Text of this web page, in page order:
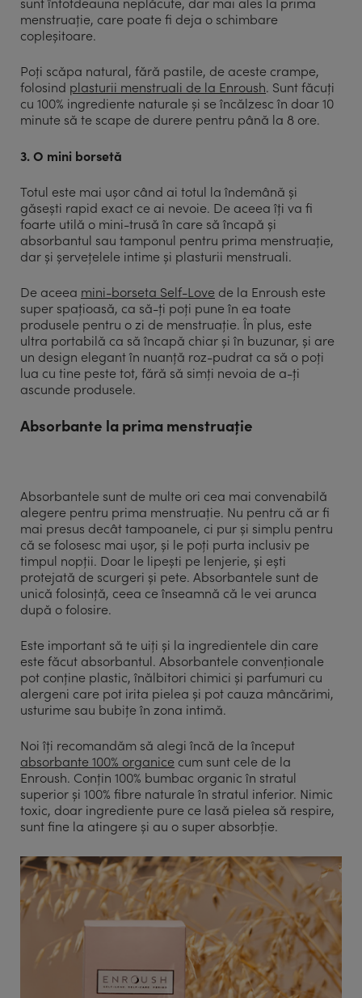
menstruație, care poate fi deja o schimbare
copleșitoare.
Poți scăpa natural, fără pastile, de aceste crampe,
folosind plasturii menstruali de la Enroush. Sunt făcuți
cu 100% ingrediente naturale și se încălzesc în doar 10
minute să te scape de durere pentru până la 8 ore.
3. O mini borsetă
Totul este mai ușor când ai totul la îndemână și
găsești rapid exact ce ai nevoie. De aceea îți va fi
foarte utilă o mini-trusă în care să încapă și
absorbantul sau tamponul pentru prima menstruație,
dar și șervețelele intime și plasturii menstruali.
De aceea mini-borseta Self-Love de la Enroush este
super spațioasă, ca să-ți poți pune în ea toate
produsele pentru o zi de menstruație. În plus, este
ultra portabilă ca să încapă chiar și în buzunar, și are
un design elegant în nuanță roz-pudrat ca să o poți
lua cu tine peste tot, fără să simți nevoia de a-ți
ascunde produsele.
Absorbante la prima menstruație
Absorbantele sunt de multe ori cea mai convenabilă
alegere pentru prima menstruație. Nu pentru că ar fi
mai presus decât tampoanele, ci pur și simplu pentru
că se folosesc mai ușor, și le poți purta inclusiv pe
timpul nopții. Doar le lipești pe lenjerie, și ești
protejată de scurgeri și pete. Absorbantele sunt de
unică folosință, ceea ce înseamnă că le vei arunca
după o folosire.
Este important să te uiți și la ingredientele din care
este făcut absorbantul. Absorbantele convenționale
pot conține plastic, înălbitori chimici și parfumuri cu
alergeni care pot irita pielea și pot cauza mâncărimi,
usturime sau bubițe în zona intimă.
Noi îți recomandăm să alegi încă de la început
absorbante 100% organice cum sunt cele de la
Enroush. Conțin 100% bumbac organic în stratul
superior și 100% fibre naturale în stratul inferior. Nimic
toxic, doar ingrediente pure ce lasă pielea să respire,
sunt fine la atingere și au o super absorbție.